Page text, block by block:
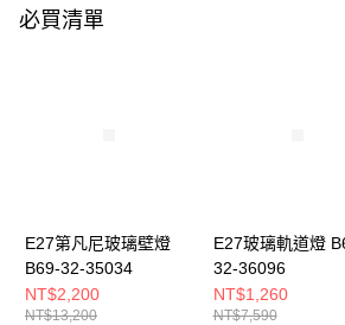
客戶支援中心」
４．使用「AFTEE先享後付」時，將依據個別帳
時審查核予不同之上限額度；若仍有額度不足之情
請求用戶進行身份認證。
５．嚴禁一人註冊多個帳號或使用他人資訊註冊。
必買清單
E27第凡尼玻璃壁燈
B69-32-35034
NT$2,200
NT$13,200
E27玻璃軌道燈
32-36096
NT$1,260
NT$7,590